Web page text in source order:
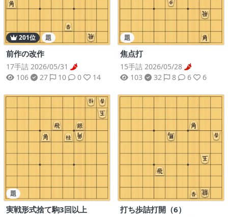
201位 題
前作の改作
17手詰 2026/05/31
106
27 10 0 14
題
焦点打
15手詰 2026/05/28
103
32 8 6 6
題
実戦形式捨て駒3回以上 打ち歩詰打開（6）